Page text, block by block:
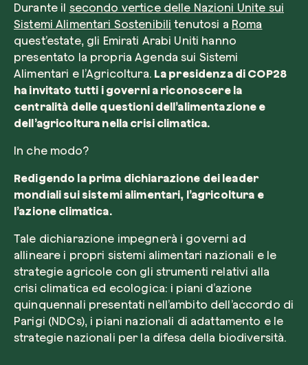
Durante il secondo vertice delle Nazioni Unite sui
Sistemi Alimentari Sostenibili tenutosi a Roma
quest’estate, gli Emirati Arabi Uniti hanno
presentato la propria Agenda sui Sistemi
Alimentari e l’Agricoltura. La presidenza di COP28
ha invitato tutti i governi a riconoscere la
centralità delle questioni dell’alimentazione e
dell’agricoltura nella crisi climatica.
In che modo?
Redigendo la prima dichiarazione dei leader
mondiali sui sistemi alimentari, l’agricoltura e
l’azione climatica.
Tale dichiarazione impegnerà i governi ad
allineare i propri sistemi alimentari nazionali e le
strategie agricole con gli strumenti relativi alla
crisi climatica ed ecologica: i piani d’azione
quinquennali presentati nell’ambito dell’accordo di
Parigi (NDCs), i piani nazionali di adattamento e le
strategie nazionali per la difesa della biodiversità.